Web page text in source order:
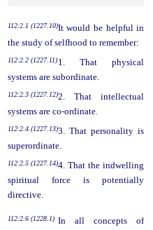
112:2.1 (1227.10)It would be helpful in
the study of selfhood to remember:
112:2.2 (1227.11) 1. That physical
systems are subordinate.
112:2.3 (1227.12)2. That intellectual
systems are co-ordinate.
112:2.4 (1227.13)3. That personality is
superordinate.
112:2.5 (1227.14)4. That the indwelling
spiritual force is potentially
directive.
112:2.6 (1228.1) In all concepts of